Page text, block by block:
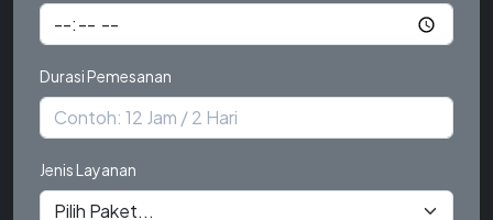
Durasi Pemesanan
Jenis Layanan